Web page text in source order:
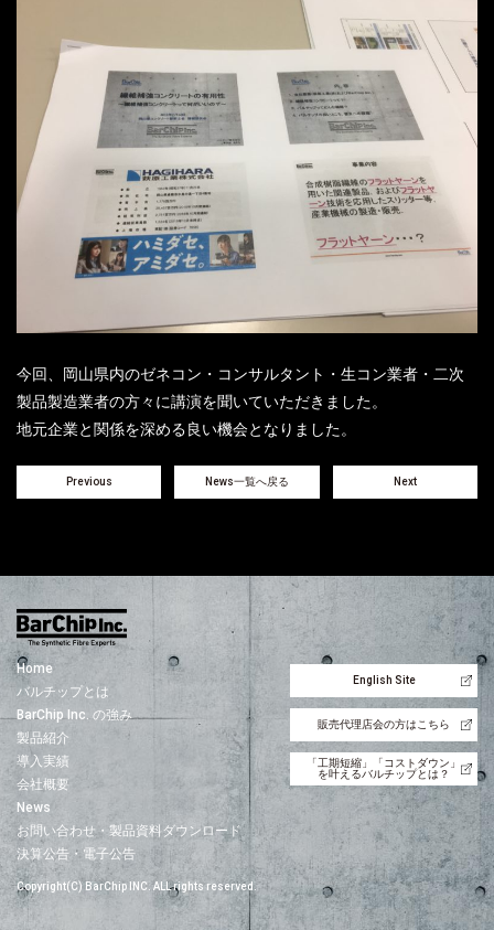
今回、岡山県内のゼネコン・コンサルタント・生コン業者・二次
製品製造業者の方々に講演を聞いていただきました。
地元企業と関係を深める良い機会となりました。
Previous News一覧へ戻る Next
Home
バルチップとは
BarChip Inc. の強み
製品紹介
導入実績
会社概要
News
お問い合わせ・製品資料ダウンロード
決算公告・電子公告
Copyright(C) BarChip INC. ALL rights reserved.
English Site
販売代理店会の方はこちら
「工期短縮」「コストダウン」
を叶えるバルチップとは？